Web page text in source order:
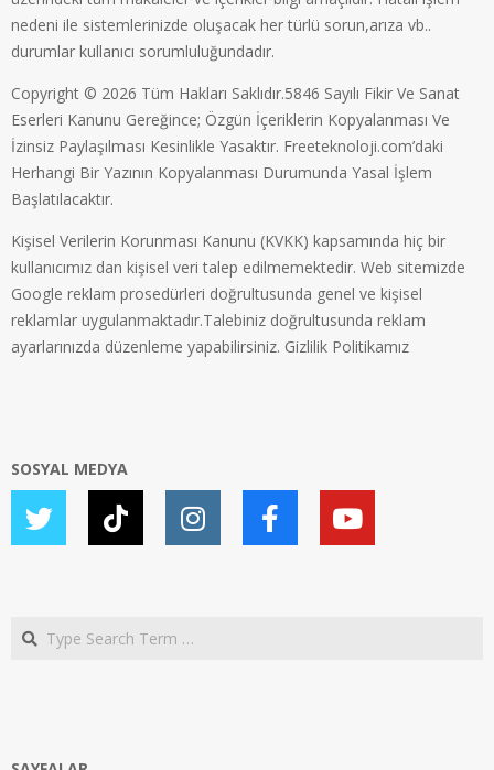
nedeni ile sistemlerinizde oluşacak her türlü sorun,arıza vb..
durumlar kullanıcı sorumluluğundadır.
Copyright © 2026 Tüm Hakları Saklıdır.5846 Sayılı Fikir Ve Sanat
Eserleri Kanunu Gereğince; Özgün İçeriklerin Kopyalanması Ve
İzinsiz Paylaşılması Kesinlikle Yasaktır. Freeteknoloji.com’daki
Herhangi Bir Yazının Kopyalanması Durumunda Yasal İşlem
Başlatılacaktır.
Kişisel Verilerin Korunması Kanunu (KVKK) kapsamında hiç bir
kullanıcımız dan kişisel veri talep edilmemektedir. Web sitemizde
Google reklam prosedürleri doğrultusunda genel ve kişisel
reklamlar uygulanmaktadır.Talebiniz doğrultusunda reklam
ayarlarınızda düzenleme yapabilirsiniz. Gizlilik Politikamız
SOSYAL MEDYA
Search